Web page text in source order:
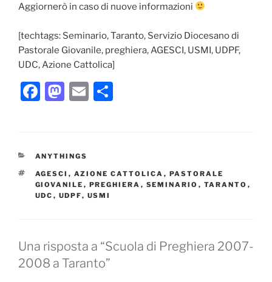
Aggiornerò in caso di nuove informazioni
[techtags: Seminario, Taranto, Servizio Diocesano di
Pastorale Giovanile, preghiera, AGESCI, USMI, UDPF,
UDC, Azione Cattolica]
F
e
b
o
M
o
d
o
E
vi
di
CATEGORIE
ANYTHINGS
TAG
AGESCI , AZIONE CATTOLICA , PASTORALE
GIOVANILE , PREGHIERA , SEMINARIO , TARANTO ,
UDC , UDPF, USMI
Una risposta a “Scuola di Preghiera 2007-
2008 a Taranto”